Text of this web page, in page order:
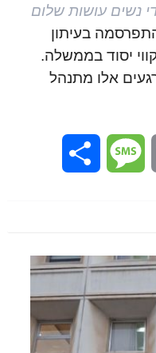
נשים עושות שלום
-05.04.2020- התפרסמה בעיתון
יסוד בממשלה.
אלו מתנהל
Email
Message